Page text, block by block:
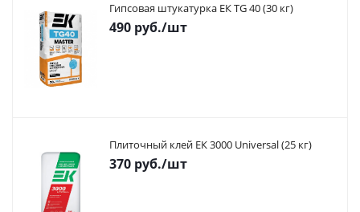
Гипсовая штукатурка ЕК TG 40 (30 кг)
490 руб./шт
Плиточный клей ЕК 3000 Universal (25 кг)
370 руб./шт